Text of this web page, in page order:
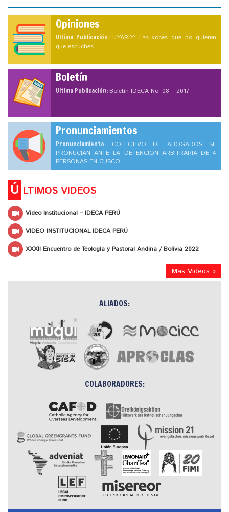
Opiniones
Ultima Publicación: UYARIY: Las voces que no quieren
que escuches
Boletín
Ultima Publicación:Boletín IDECA No. 08 – 2017
Pronunciamientos
Pronunciamiento: COLECTIVO DE ABOGADOS SE
PRONUCIAN ANTE LA DETENCION ARBITRARIA DE 4
PERSONAS EN CUSCO
Ú LTIMOS VIDEOS
Video Institucional – IDECA PERÚ
VIDEO INSTITUCIONAL IDECA PERÚ
XXXII Encuentro de Teología y Pastoral Andina / Bolivia 2022
Más Videos »
ALIADOS:
COLABORADORES: